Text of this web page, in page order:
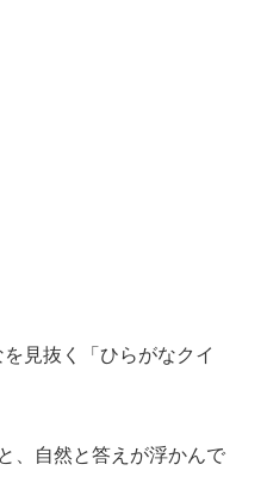
見抜く「ひらがなクイ
、自然と答えが浮かんで